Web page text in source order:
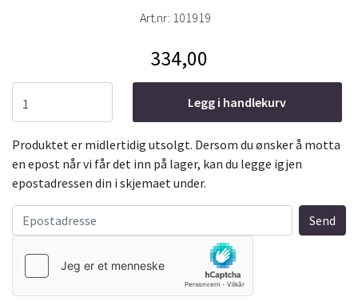
Art.nr: 101919
334,00
Legg i handlekurv
Produktet er midlertidig utsolgt. Dersom du ønsker å motta
en epost når vi får det inn på lager, kan du legge igjen
epostadressen din i skjemaet under.